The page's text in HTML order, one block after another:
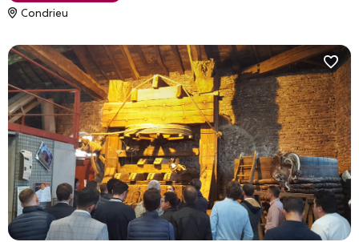
Condrieu